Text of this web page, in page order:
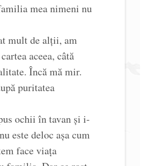
mea nimeni nu
mult de alții, am
aceea, câtă
Încă mă mir.
puritatea
ochii în tavan și i-
este deloc așa cum
face viața